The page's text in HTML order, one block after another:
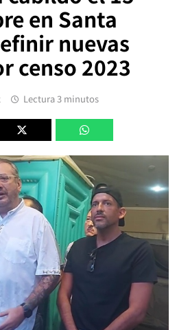
en Santa
nuevas
censo 2023
Lectura 3 minutos